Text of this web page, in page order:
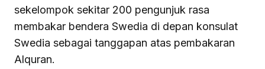
sekelompok sekitar 200 pengunjuk rasa
membakar bendera Swedia di depan konsulat
Swedia sebagai tanggapan atas pembakaran
Alquran.